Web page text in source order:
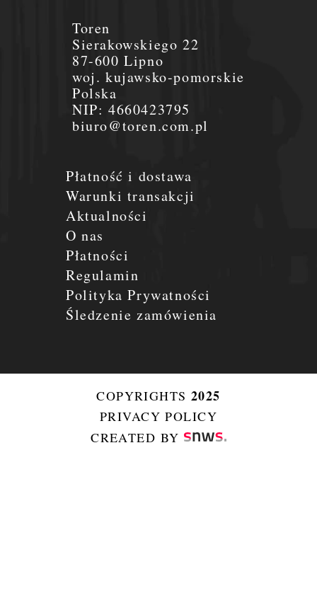
Płatność i dostawa
Warunki transakcji
Aktualności
O nas
Płatności
Regulamin
Polityka Prywatności
Śledzenie zamówienia
Toren
Sierakowskiego 22
87-600 Lipno
woj. kujawsko-pomorskie
Polska
NIP:4660423795
biuro@toren.com.pl
COPYRIGHTS 2025
PRIVACY POLICY
CREATED BY